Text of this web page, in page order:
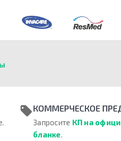
КОММЕРЧЕСКОЕ
Запросите КП на
бланке.